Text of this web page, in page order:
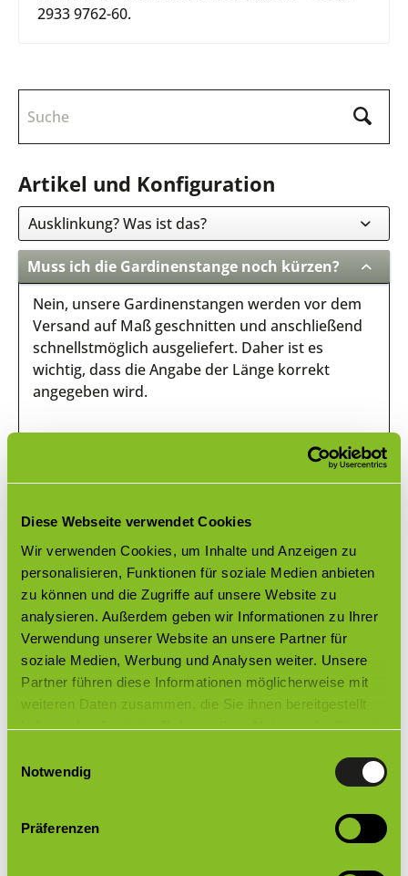
Diese Webseite verwendet Cookies
Wir verwenden Cookies, um Inhalte und Anzeigen zu
personalisieren, Funktionen für soziale Medien anbieten
zu können und die Zugriffe auf unsere Website zu
analysieren. Außerdem geben wir Informationen zu Ihrer
Verwendung unserer Website an unsere Partner für
soziale Medien, Werbung und Analysen weiter. Unsere
Partner führen diese Informationen möglicherweise mit
weiteren Daten zusammen, die Sie ihnen bereitgestellt
haben oder die sie im Rahmen Ihrer Nutzung der Dienste
Notwendig
Präferenzen
2933 9762-60.
Artikel und Konfiguration
Ausklinkung? Was ist das?
Muss ich die Gardinenstange noch kürzen?
Nein, unsere Gardinenstangen werden vor dem
Versand auf Maß geschnitten und anschließend
schnellstmöglich ausgeliefert. Daher ist es
wichtig, dass die Angabe der Länge korrekt
angegeben wird.
Warum gibt es 1- oder 2-Laufstangen und
wofür eignen sich diese?
Was ist der Unterschied zwischen Clic-Gleitern,
Was sind die Vorteile von einem
Innenlaufsystem?
Wie viele Träger oder Gleiter sind bei meiner
konfigurierten cubic Gardinenstange
enthalten?
Welches Zubehör ist bei der cubic
Gardinenstange enthalten?